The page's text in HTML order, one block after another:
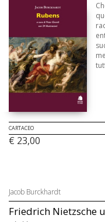
CARTACEO
€ 23,00
Jacob Burckhardt
Friedrich Nietzsche